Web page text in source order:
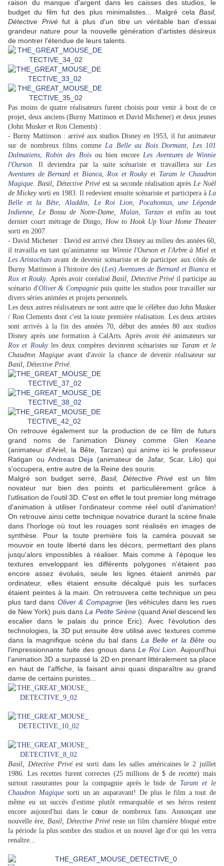
raison du manque d'argent dans les caisses des studios, le
budget du film fut des plus minimalistes... Malgré cela Basil,
Détective Privéfut à plus d'un titre un véritable ban d'essai
grandeur nature pour la nouvelle génération d'artistes désireux
de montrer l'étendue de leurs talents.
Pas moins de quatre réalisateurs furent choisis pour venir à bout de ce
projet, deux anciens (Burny Mattinson et David Michener) et deux jeunes
(John Musker et Ron Clements) :
- Burny Mattinson : arrivé aux studios Disney en 1953, il fut animateur
sur de nombreux films commeLa Belle au Bois Dormant, Les 101
Dalmatiens,Robin des Bois ou bien encore Les Aventures de Winnie
l'Ourson. Il deviendra par la suite scénariste et travaillera sur Les
Aventures de Bernard et Bianca,Rox et Rouky et Taram le Chaudron
Magique. Basil, Détective Privéest sa seconde réalisation après Le Noël
de Mickeysorti en 1983. Il redevient ensuite scénariste et participera à La
Belle et la Bête,Aladdin, Le Roi Lion, Pocahontas, une Légende
Indienne, Le Bossu de Notre-Dame,Mulan, Tarzanet enfin au tout
dernier court métrage de Dingo,How to Hook Up Your Home Theater
sorti en 2007.
- David Michener : David est arrivé chez Disney au milieu des années 60,
il travailla en tant qu'animateur sur Winnie l'Ourson et l'Arbre à Miel et
Les Aristochats avant de devenir scénariste et de participer aux côtés de
Burny Mattinson à l'histoire des (Les)Aventures de Bernard et Bianca et
Rox et Rouky. Après avoir coréaliséBasil, Détective Privéil participe au
scénario d'Oliver & Compagnie puis quitte les studios pour travailler sur
divers séries animées et projets personnels.
Les deux autres réalisateurs ne sont autre que le célèbre duo John Musker
/ Ron Clements dont c'est la toute première réalisation. Les deux artistes
sont arrivés à la fin des années 70, début des années 80 aux studios
Disney après une formation à CalArts. Après avoir été animateurs sur
Rox et Roukyles deux compères devinrent scénaristes sur Taram et le
Chaudron Magiqueavant d'avoir la chance de devenir réalisateur sur
Basil, Détective Privé.
On retrouve également sur la production de ce film de futurs
grand noms de l'animation Disney comme Glen Keane
(animateur d'Ariel, la Bête, Tarzan) qui anime ici le professeur
Ratigan ou Andreas Deja (animateur de Jafar, Scar, Lilo) qui
s'occupera, entre autre de la Reine des souris.
Malgré son budget serré,Basil, Détective Privé est un film
novateur sur bien des points et particulièrement grâce à
l'utlisation de l'outil 3D. C'est en effet le tout premier long métrage
d'animation à utiliser l'ordinateur comme réel outil d'animation!
On retrouve ainsi cette technique novatrice durant la scène finale
dans l'horloge où tout les rouages sont réalisés en images de
synthèse. Pour la toute première fois la caméra pouvait se
mouvoir en toute liberté dans les décors, permettant des plans
jusqu'alors impossibles à réaliser. Mais comme à l'époque les
textures enveloppant les différents polygones n'étaient pas
encore assez évolués, seule les lignes étaient animés par
ordinateur, elles étaient ensuite décalqué puis les surfaces
étaient peintes à la main. On retrouvera cette technique un peu
plus tard dans Oliver & Compagnie (les véhicules dans les rues
de New York) puis dansLa Petite Sirène(quand Ariel descend les
escalier dans le palais du prince Eric). Avec l'évolution des
technologies, la 3D put ensuite être utilisé avec textures comme
dans la magnifique scène du bal dans La Belle et la Bête ou
l'impressionnante fuite des gnous dansLe Roi Lion . Aujourd'hui
l'animation 3D a surpassé la 2D en prenant littéralement sa place
en haut de l'affiche, la faisant ainsi quasi disparaître au grand
dame de certains puristes...
Basil, Détective Privéest sorti dans les salles américaines le 2 juillet
1986. Les recettes furent correctes (25 millions de $ de recette) mais
surtout rassurantes pour la compagnie après le bide de Taram et le
Chaudron Magiquesorti un an auparavant! De plus le film a tout de
même eu un succès d'estime plutôt remarquable et ses héros restent
encore aujourd'hui dans lecœur de nombreux fans. Annonçant une
nouvelle ère, Basil, Détective Privéreste un film charnière bloqué entre
la période la plus sombre des studios et un nouvel âge d'or qui les verra
renaître...